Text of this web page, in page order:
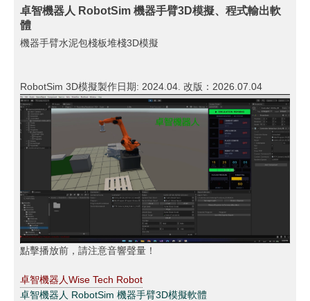
卓智機器人 RobotSim 機器手臂3D模擬、程式輸出軟
體
機器手臂水泥包棧板堆棧3D模擬
RobotSim 3D模擬製作日期: 2024.04. 改版：2026.07.04
點擊播放前，請注意音響聲量！
卓智機器人Wise Tech Robot
卓智機器人 RobotSim 機器手臂3D模擬軟體